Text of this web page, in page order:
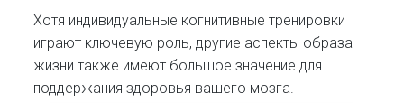
Хотя индивидуальные когнитивные тренировки
играют ключевую роль, другие аспекты образа
жизни также имеют большое значение для
поддержания здоровья вашего мозга.